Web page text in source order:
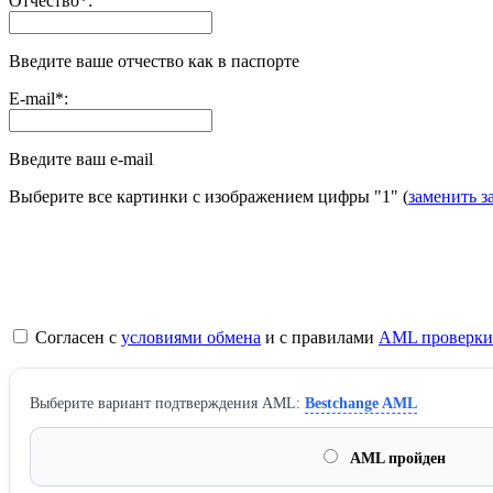
Введите ваше отчество как в паспорте
E-mail*:
Введите ваш e-mail
Выберите все картинки с изображением цифры "1" (заменить
Согласен с условиями обмена и с правилами AML проверки
Выберите вариант подтверждения AML: Bestchange AML
AML пройден